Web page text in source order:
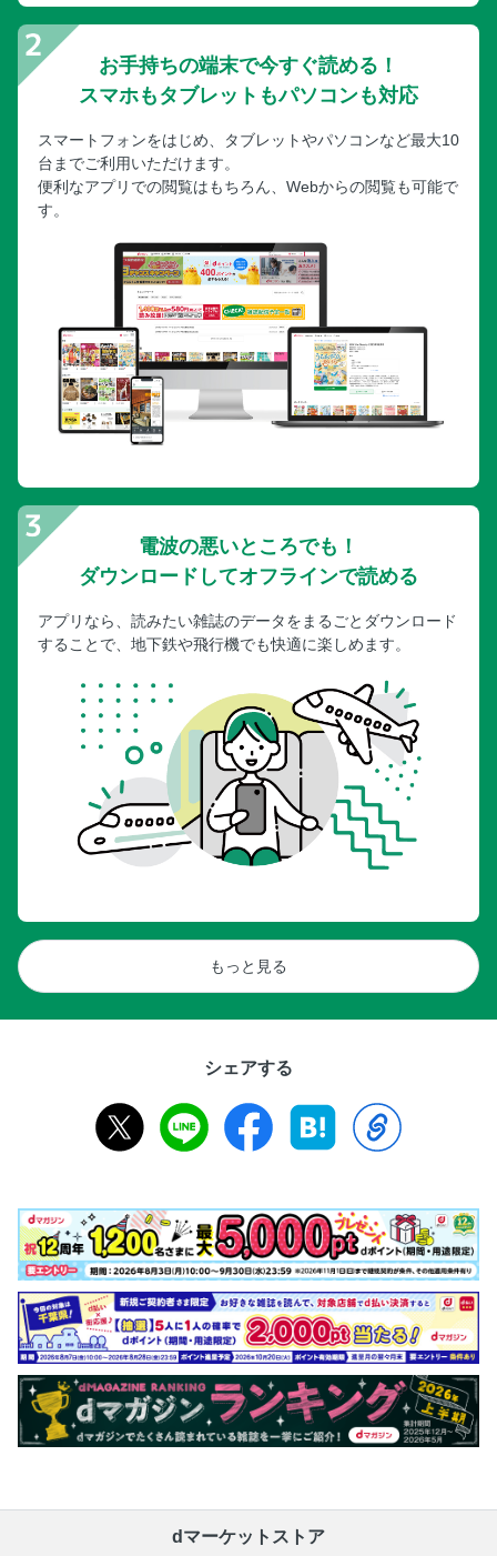
お手持ちの端末で今すぐ読める！
スマホもタブレットもパソコンも対応
スマートフォンをはじめ、タブレットやパソコンなど最大10
台までご利用いただけます。
便利なアプリでの閲覧はもちろん、Webからの閲覧も可能で
す。
電波の悪いところでも！
ダウンロードしてオフラインで読める
アプリなら、読みたい雑誌のデータをまるごとダウンロード
することで、地下鉄や飛行機でも快適に楽しめます。
もっと見る
シェアする
dマーケットストア